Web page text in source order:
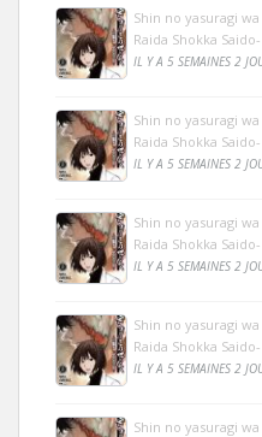
Shin no yasuragi
Raida Shokka
IL Y A 5 SEMAINES 2
Shin no yasuragi
Raida Shokka
IL Y A 5 SEMAINES 2
Shin no yasuragi
Raida Shokka
IL Y A 5 SEMAINES 2
Shin no yasuragi
Raida Shokka
IL Y A 5 SEMAINES 2
Shin no yasuragi